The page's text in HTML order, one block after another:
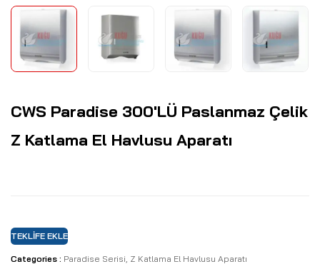
CWS Paradise 300'LÜ Paslanmaz Çelik
Z Katlama El Havlusu Aparatı
TEKLIFE EKLE
Categories : Paradise Serisi, Z Katlama El Havlusu Aparatı